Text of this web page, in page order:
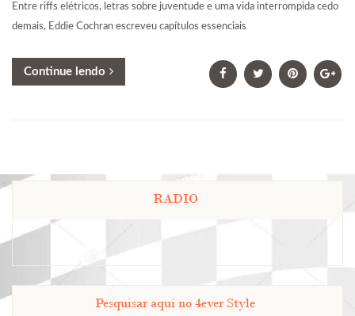
Entre riffs elétricos, letras sobre juventude e uma vida interrompida cedo
demais, Eddie Cochran escreveu capítulos essenciais
Continue lendo
RADIO
Pesquisar aqui no 4ever Style